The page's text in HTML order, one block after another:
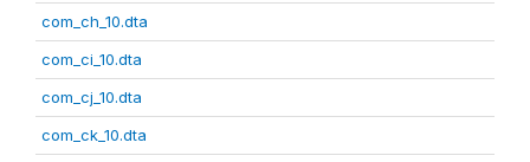
com_ch_10.dta
com_ci_10.dta
com_cj_10.dta
com_ck_10.dta